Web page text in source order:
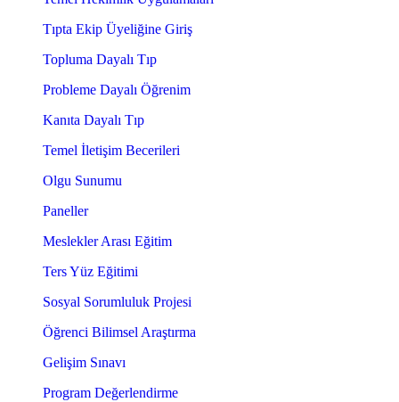
Tıpta Ekip Üyeliğine Giriş
Topluma Dayalı Tıp
Probleme Dayalı Öğrenim
Kanıta Dayalı Tıp
Temel İletişim Becerileri
Olgu Sunumu
Paneller
Meslekler Arası Eğitim
Ters Yüz Eğitimi
Sosyal Sorumluluk Projesi
Öğrenci Bilimsel Araştırma
Gelişim Sınavı
Program Değerlendirme